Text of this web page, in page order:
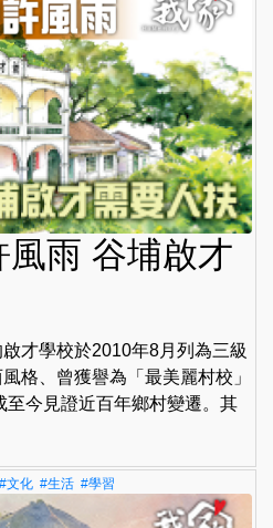
雨 谷埔啟才
才學校於2010年8月列為三級
格、曾獲譽為「最美麗村校」
至今見證近百年鄉村變遷。其
#文化 #生活 #學習